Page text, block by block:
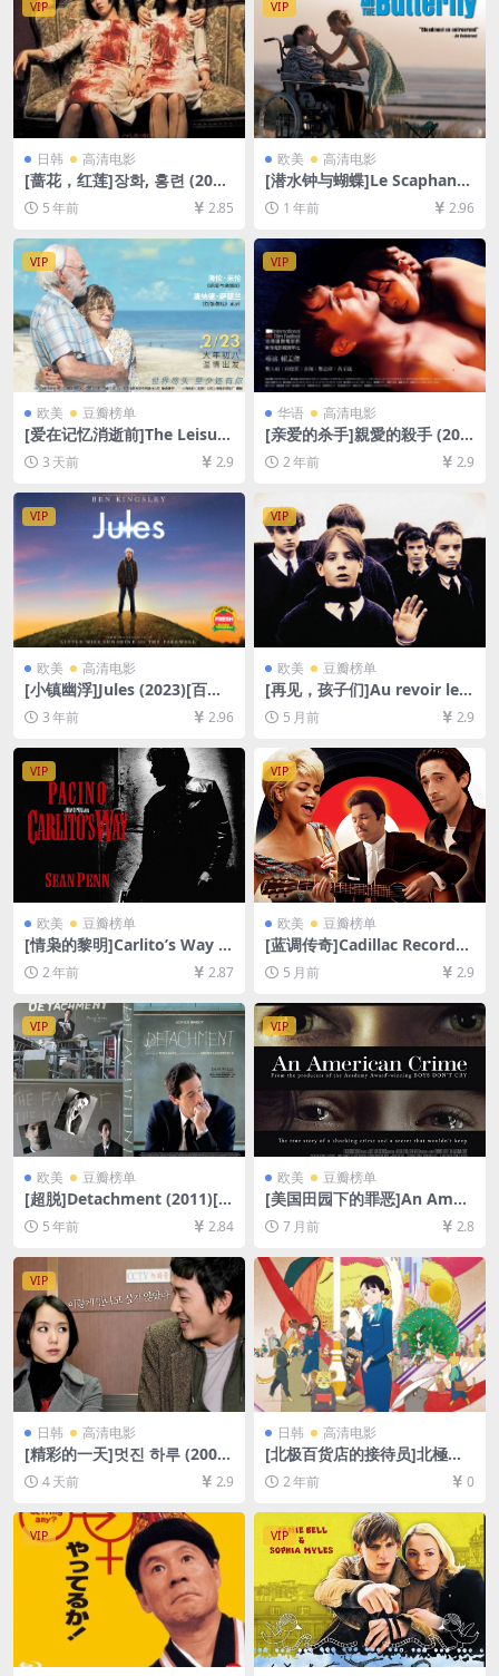
VIP
日韩 高清电影
[蔷花，红莲]장화, 홍련 (200
3)完整版[百度网盘+迅雷云盘
资源1080P超清未删减][MP4/
5 年前 2.85
VIP
欧美 高清电影
[潜水钟与蝴蝶]Le Scaphandr
e et le Papillon (2007)[百度
网盘+夸克网盘1080P超清未
载][MP4/7.4GB][中英字幕]
1 年前 2.96
VIP
欧美 豆瓣榜单
[爱在记忆消逝前]The Leisure
Seeker (2017)[百度网盘+夸
克网盘1080P超清未删减资源]
[网盘在线播放/下载][MP4/7.
7GB][中英字幕]
3 天前 2.9
VIP
华语 高清电影
[亲爱的杀手]親愛的殺手 (202
0)[百度网盘+夸克网盘1080P
超清未删减资源][网盘在线播
放/下载][MP4/2.5GB][中文字
幕]
2 年前 2.9
VIP
欧美 高清电影
[小镇幽浮]Jules (2023)[百度
网盘+夸克网盘1080P超清未
删减资源][网盘在线播放/下
载][MP4/5.1GB][中英字幕]
3 年前 2.96
VIP
欧美 豆瓣榜单
[再见，孩子们]Au revoir les
enfants (1987)[百度网盘+夸
克网盘1080P超清未删减资源]
[网盘在线播放/下载][MP4/6.
6GB][中文字幕]
5 月前 2.9
VIP
欧美 豆瓣榜单
[情枭的黎明]Carlito’s Way (1
993)[百度网盘+夸克网盘1080
P超清未删减资源][网盘在线播
幕]
2 年前 2.87
VIP
欧美 豆瓣榜单
[蓝调传奇]Cadillac Records
(2008)[百度网盘+夸克网盘10
80P超清未删减资源][网盘在
英字幕]
5 月前 2.9
VIP
欧美 豆瓣榜单
[超脱]Detachment (2011)[百
度网盘+迅雷云盘资源1080P
超清未删减][MP4/6.2GB][中
英字幕]
5 年前 2.84
VIP
欧美 豆瓣榜单
[美国田园下的罪恶]An Ameri
can Crime (2007)[百度网盘
+夸克网盘1080P超清未删减
资源][网盘在线播放/下载][MP
4/6GB][中文字幕]
7 月前 2.8
VIP
日韩 高清电影
[精彩的一天]멋진 하루 (2008)
[百度网盘+夸克网盘1080P超
清未删减资源][网盘在线播放/
下载][MP4/8.4GB][中文字幕]
4 天前 2.9
日韩 高清电影
[北极百货店的接待员]北極百
貨店のコンシェルジュさん (2
023)[百度网盘+夸克网盘1080
P超清未删减资源][网盘在线播
放/下载][MP4/2.3GB][中文字
幕]
2 年前 0
VIP VIP